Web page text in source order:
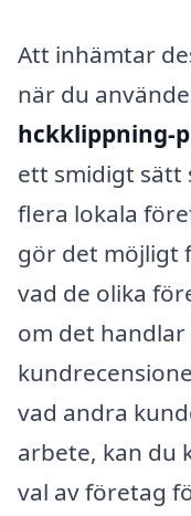
Att inhämtar
när du
hckklippning-
ett smidigt sätt
flera lokala
gör det möjligt
vad de olika
om det
vad andra
arbete, kan du
val av företag